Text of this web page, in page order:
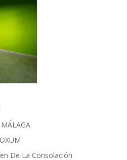
MÁLAGA
De La Consolación